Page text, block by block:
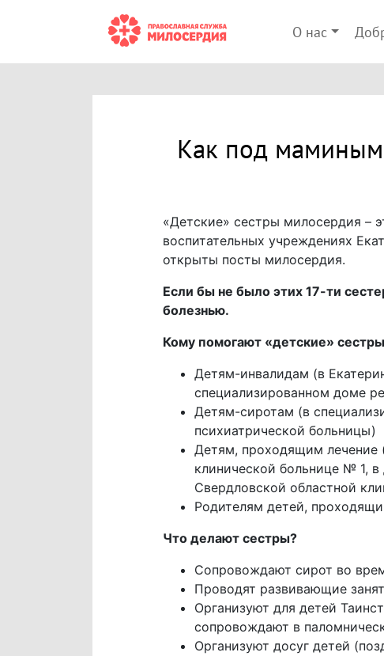
О нас
Как под
«Детские» сестры милосердия –
воспитательных учреждениях
открыты посты милосердия.
Если бы не было этих 17-ти
болезнью.
Кому помогают «детские»
Детям-инвалидам (в
специализированном доме
Детям-сиротам (в
психиатрической больницы)
Детям, проходящим лечение
клинической больнице № 1, в
Свердловской областной
Родителям детей,
Что делают сестры?
Сопровождают сирот во
Проводят развивающие
Организуют для детей
сопровождают в
Организуют досуг детей